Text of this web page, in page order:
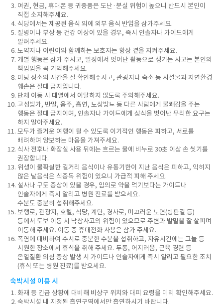
여권, 현금, 휴대폰 등 귀중품은 도난·분실 위험이 높으니 반드시 본인이
직접 소지해주세요.
식당에서는 제공된 음식 외에 외부 음식 반입을 삼가주세요.
질병이나 부상 등 건강 이상이 있을 경우, 즉시 인솔자나 가이드에게
알려주세요.
노약자나 어린이와 함께하는 보호자는 항상 곁을 지켜주세요.
개별 행동은 삼가 주시고, 일정에서 벗어난 활동으로 생기는 사고는 본인의
책임임을 꼭 기억해주세요.
미팅 장소와 시간을 잘 확인해주시고, 관광지나 숙소 등 시설물과 자연환경
훼손은 절대 금지입니다.
단체 이동 시 대열에서 이탈하지 않도록 주의해주세요.
고성방가, 반말, 음주, 흡연, 노상방뇨 등 다른 사람에게 불쾌감을 주는
행동은 절대 금지이며, 인솔자나 가이드에게 상식을 벗어난 무리한 요구는
하지 말아주세요.
모두가 즐거운 여행이 될 수 있도록 이기적인 행동은 피하고, 서로를
배려하며 양보하는 마음을 가져주세요.
식사 전후나 화장실 사용 뒤에는 흐르는 물에 비누로 30초 이상 손 씻기를
권장합니다.
위생이 불확실한 길거리 음식이나 유통기한이 지난 음식은 피하고, 익히지
않은 날음식은 식중독 위험이 있으니 가급적 피해 주세요.
설사나 구토 증상이 있을 경우, 임의로 약을 먹기보다는 가이드나
인솔자에게 즉시 알리고 병원 진료를 받으세요.
수분도 충분히 섭취해주세요.
보행로, 관광지, 호텔, 식당, 계단, 경사로, 미끄러운 노면(빙판길 등)
등에서 도보 이동 시 낙상사고의 위험이 있으므로 주변과 발밑을 잘 살피며
이동해 주세요. 이동 중 휴대전화 사용은 삼가 주세요.
폭염에 대비하여 수시로 충분한 수분을 섭취하고, 자유시간에는 그늘 등
시원한 장소에서 휴식을 취해 주세요. 두통, 어지러움, 근육 경련 등
온열질환 의심 증상 발생 시 가이드나 인솔자에게 즉시 알리고 필요한 조치
(휴식 또는 병원 진료)를 받으세요.
숙박시설 이용 시
화재 등 긴급 상황에 대비해 비상구 위치와 대피 요령을 미리 확인해주세요.
숙박시설 내 지정된 흡연구역에서만 흡연하시기 바랍니다.